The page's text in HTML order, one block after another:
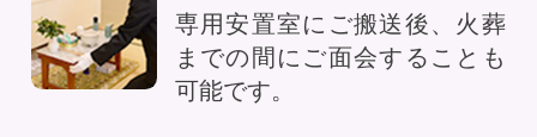
専用安置室にご搬送後、火葬
までの間にご面会することも
可能です。